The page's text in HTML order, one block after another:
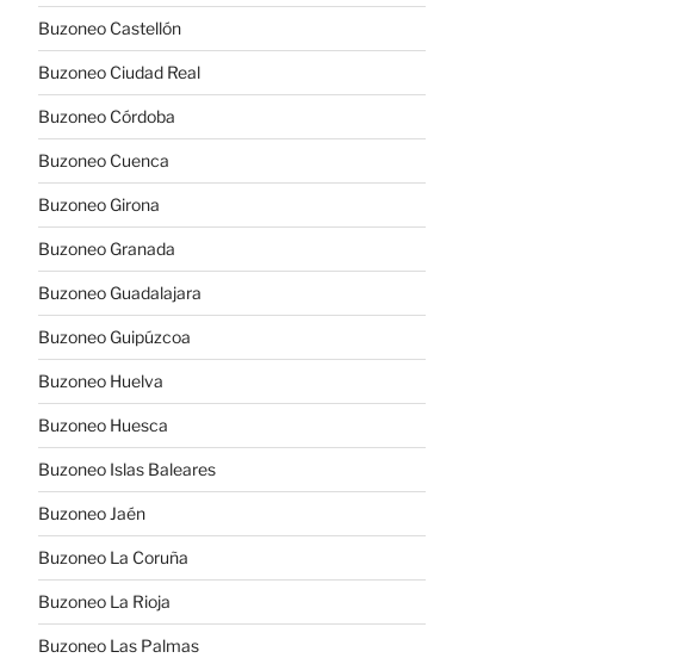
Buzoneo Castellón
Buzoneo Ciudad Real
Buzoneo Córdoba
Buzoneo Cuenca
Buzoneo Girona
Buzoneo Granada
Buzoneo Guadalajara
Buzoneo Guipúzcoa
Buzoneo Huelva
Buzoneo Huesca
Buzoneo Islas Baleares
Buzoneo Jaén
Buzoneo La Coruña
Buzoneo La Rioja
Buzoneo Las Palmas